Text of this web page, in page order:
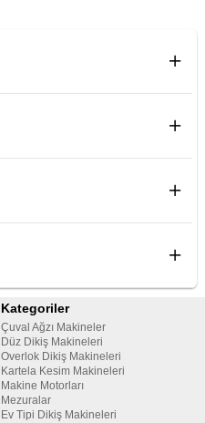
Kategoriler
Çuval Ağzı Makineler
Düz Dikiş Makineleri
Overlok Dikiş Makineleri
Kartela Kesim Makineleri
Makine Motorları
Mezuralar
Ev Tipi Dikiş Makineleri